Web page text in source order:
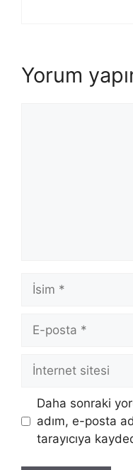
Yorum
İsim
posta
İnternet
Daha sonraki
adım, e-posta
tarayıcıya